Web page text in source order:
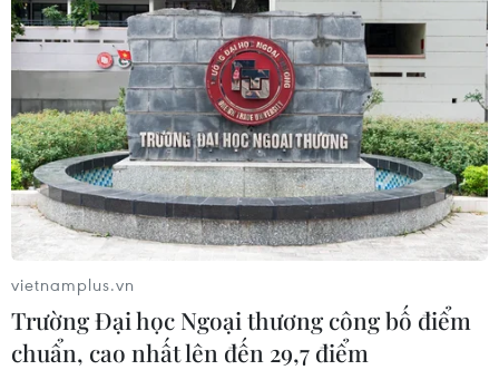
vietnamplus.vn
Trường Đại học Ngoại thương công bố điểm
chuẩn, cao nhất lên đến 29,7 điểm